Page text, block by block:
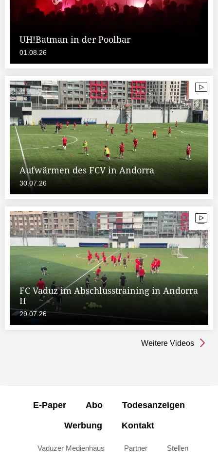
UH!Batman in der Poolbar
01.08.26
Aufwärmen des FCV in Andorra
30.07.26
FC Vaduz im Abschlusstraining in Andorra
II
29.07.26
Weitere Videos
E-Paper Abo Todesanzeigen
Werbung Kontakt
Vaduzer Medienhaus Partner
Stellen